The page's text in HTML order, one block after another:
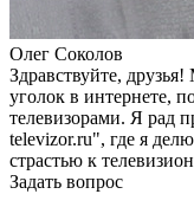
Олег Соколов
Здравствуйте,
уголок в интернете,
телевизорами. Я рад
televizor.ru", где я
страстью к
Задать вопрос